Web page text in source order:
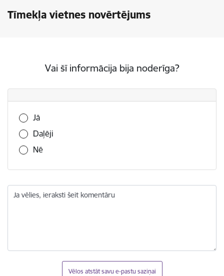
Tīmekļa vietnes novērtējums
Vai šī informācija bija noderīga?
Vai šī informācija bija noderīga?
Jā
Daļēji
Nē
Ja vēlies, ieraksti šeit komentāru
Vēlos atstāt savu e-pastu saziņai